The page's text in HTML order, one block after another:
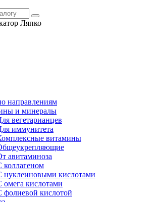
Ляпко
направлениям
и минералы
вегетарианцев
иммунитета
витамины
авитаминоза
коллагеном
нуклеиновыми кислотами
омега кислотами
фолиевой кислотой